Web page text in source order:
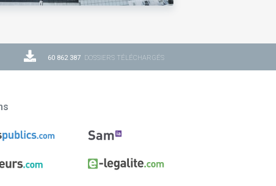
60 862 387 DOSSIERS TÉLÉCHARGÉS